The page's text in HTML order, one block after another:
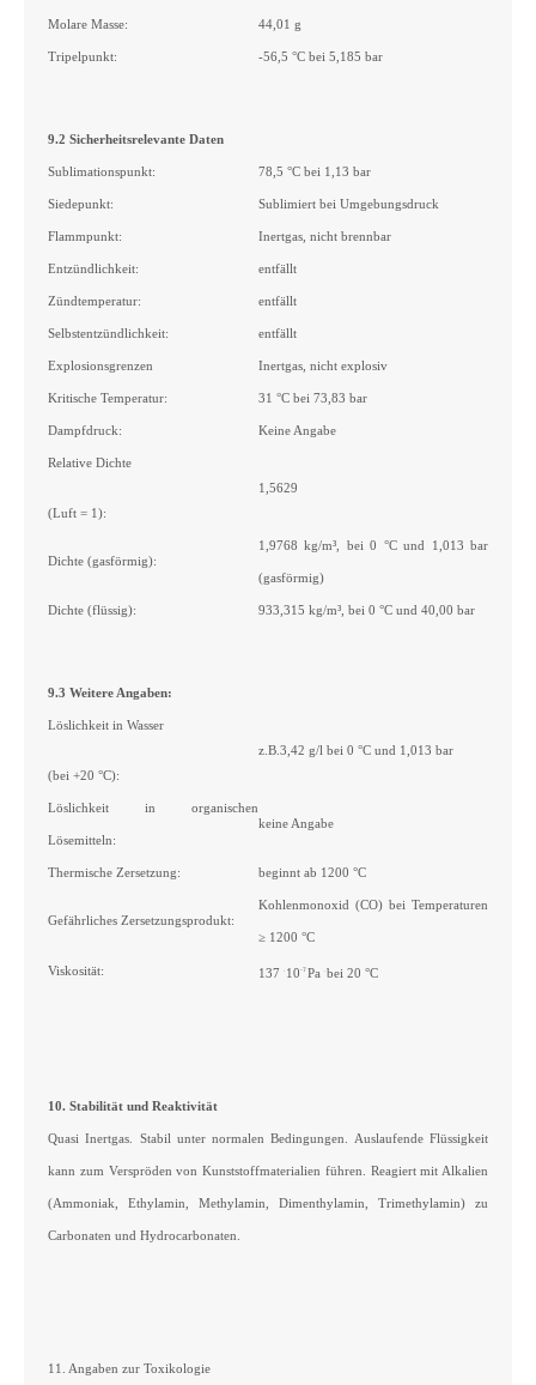
Molare Masse: 44,01 g
Tripelpunkt: -56,5 °C bei 5,185 bar
9.2 Sicherheitsrelevante Daten
Sublimationspunkt: 78,5 °C bei 1,13 bar
Siedepunkt: Sublimiert bei Umgebungsdruck
Flammpunkt: Inertgas, nicht brennbar
Entzündlichkeit: entfällt
Zündtemperatur: entfällt
Selbstentzündlichkeit: entfällt
Explosionsgrenzen Inertgas, nicht explosiv
Kritische Temperatur: 31 °C bei 73,83 bar
Dampfdruck: Keine Angabe
Relative Dichte
(Luft = 1):
1,5629
Dichte (gasförmig):
1,9768 kg/m³, bei 0 °C und 1,013 bar
(gasförmig)
Dichte (flüssig): 933,315 kg/m³, bei 0 °C und 40,00 bar
9.3 Weitere Angaben:
Löslichkeit in Wasser
(bei +20 °C):
z.B.3,42 g/l bei 0 °C und 1,013 bar
Löslichkeit in organischen
Lösemitteln:
keine Angabe
Thermische Zersetzung: beginnt ab 1200 °C
Gefährliches Zersetzungsprodukt:
Kohlenmonoxid (CO) bei Temperaturen
≥ 1200 °C
Viskosität: 137 10-7Pa bei 20 °C
10. Stabilität und Reaktivität
Quasi Inertgas. Stabil unter normalen Bedingungen. Auslaufende Flüssigkeit
kann zum Verspröden von Kunststoffmaterialien führen. Reagiert mit Alkalien
(Ammoniak, Ethylamin, Methylamin, Dimenthylamin, Trimethylamin) zu
Carbonaten und Hydrocarbonaten.
11. Angaben zur Toxikologie